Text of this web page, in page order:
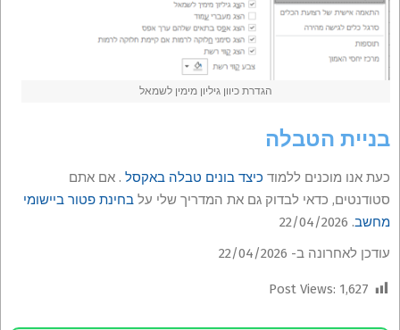
הגדרת כיוון גיליון מימין לשמאל
בניית הטבלה
כעת אנו מוכנים ללמוד כיצד בונים טבלה באקסל . אם אתם
סטודנטים, כדאי לבדוק גם את המדריך שלי על בחינת פטור ביישומי
מחשב. 22/04/2026
עודכן לאחרונה ב- 22/04/2026
Post Views: 1,627